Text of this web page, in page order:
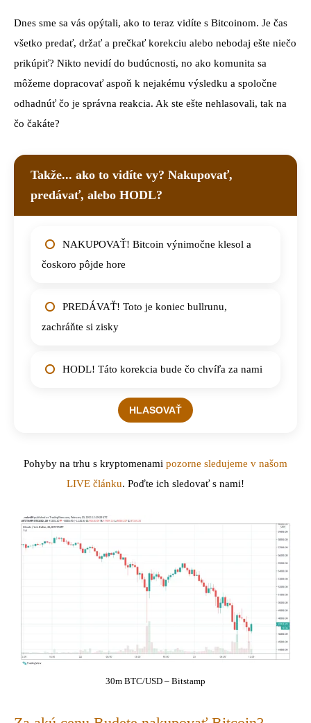
Dnes sme sa vás opýtali, ako to teraz vidíte s Bitcoinom. Je čas
všetko predať, držať a prečkať korekciu alebo nebodaj ešte niečo
prikúpiť? Nikto nevidí do budúcnosti, no ako komunita sa
môžeme dopracovať aspoň k nejakému výsledku a spoločne
odhadnúť čo je správna reakcia. Ak ste ešte nehlasovali, tak na
čo čakáte?
Takže... ako to vidíte vy? Nakupovať,
predávať, alebo HODL?
NAKUPOVAŤ! Bitcoin výnimočne klesol a
čoskoro pôjde hore
PREDÁVAŤ! Toto je koniec bullrunu,
zachráňte si zisky
HODL! Táto korekcia bude čo chvíľa za nami
Pohyby na trhu s kryptomenami pozorne sledujeme v našom
LIVE článku. Poďte ich sledovať s nami!
30m BTC/USD – Bitstamp